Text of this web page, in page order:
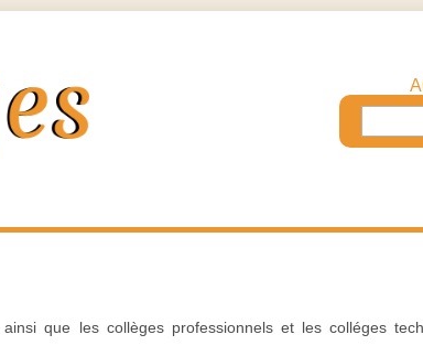
, ainsi que les collèges professionnels et les colléges